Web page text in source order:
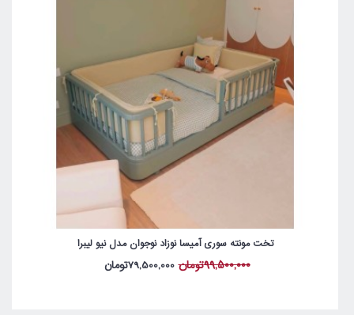
تخت مونته سوری آمیسا نوزاد نوجوان مدل نیو لیبرا
99,500,000تومان 79,500,000تومان